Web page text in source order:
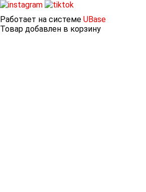
Работает на системе UBase
Товар добавлен в корзину